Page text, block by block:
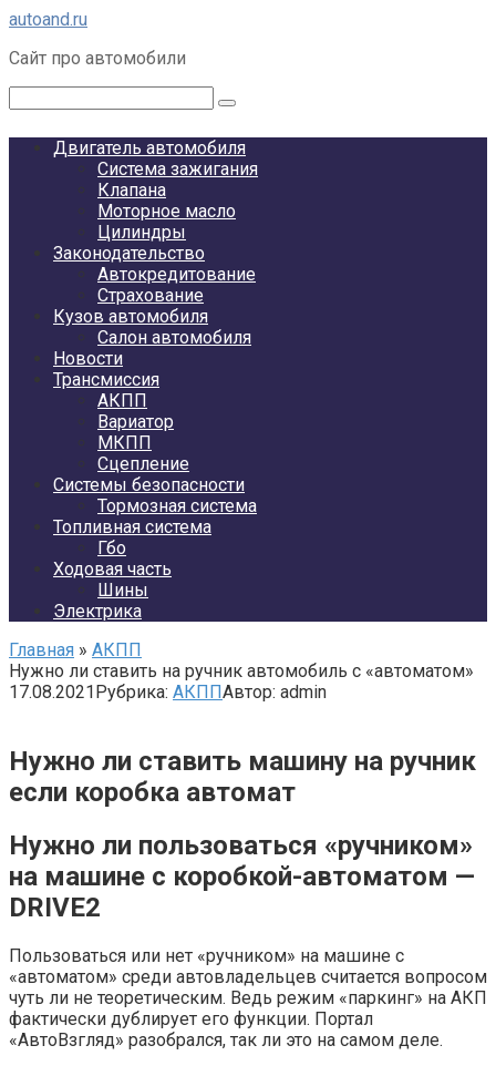
Перейти
контенту
autoand.ru
Сайт про автомобили
Двигатель автомобиля
Система зажигания
Клапана
Моторное масло
Цилиндры
Законодательство
Автокредитование
Страхование
Кузов автомобиля
Салон автомобиля
Новости
Трансмиссия
АКПП
Вариатор
МКПП
Сцепление
Системы безопасности
Тормозная система
Топливная система
Гбо
Ходовая часть
Шины
Электрика
Главная » АКПП
Нужно ли ставить на ручник автомобиль с «автоматом»
17.08.2021Рубрика: АКППАвтор: admin
Нужно ли ставить машину на ручник
если коробка автомат
Нужно ли пользоваться «ручником»
на машине с коробкой-автоматом —
DRIVE2
Пользоваться или нет «ручником» на машине с
«автоматом» среди автовладельцев считается вопросом
чуть ли не теоретическим. Ведь режим «паркинг» на АКП
фактически дублирует его функции. Портал
«АвтоВзгляд» разобрался, так ли это на самом деле.